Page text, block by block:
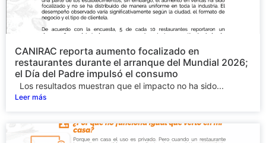
CANIRAC reporta aumento focalizado en
restaurantes durante el arranque del Mundial 2026;
el Día del Padre impulsó el consumo
Los resultados muestran que el impacto no ha sido...
Leer más